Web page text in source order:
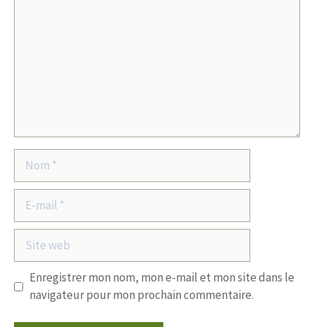
mail
Site
web
Enregistrer mon nom, mon e-mail et mon site dans le
navigateur pour mon prochain commentaire.